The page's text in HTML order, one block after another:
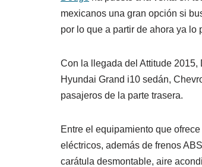
mexicanos una gran opción si
por lo que a partir de ahora ya
Con la llegada del Attitude
Hyundai Grand i10 sedán,
pasajeros de la parte trasera.
Entre el equipamiento que
eléctricos, además de frenos
carátula desmontable, aire